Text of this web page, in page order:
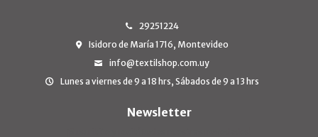
29251224
Isidoro de María 1716, Montevideo
info@textilshop.com.uy
Lunes a viernes de 9 a 18 hrs, Sábados de 9 a 13 hrs
Newsletter